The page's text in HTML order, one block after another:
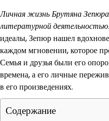
Личная жизнь Брутяна
литературной деятельностью.
идеалы, Зепюр нашел
каждом мгновении, которое
Семья и друзья были его
времена, а его личные
в его произведениях.
Содержание